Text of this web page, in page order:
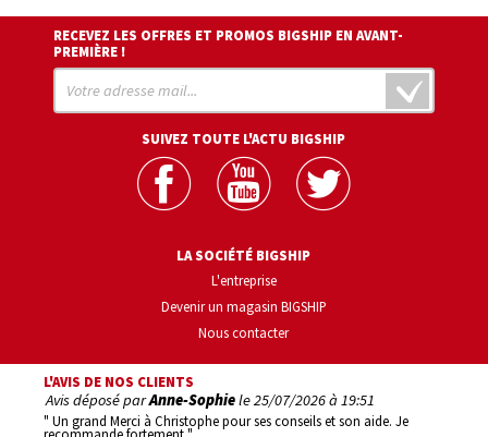
RECEVEZ LES OFFRES ET PROMOS BIGSHIP EN AVANT-
PREMIÈRE !
SUIVEZ TOUTE L'ACTU BIGSHIP
LA SOCIÉTÉ BIGSHIP
L'entreprise
Devenir un magasin BIGSHIP
Nous contacter
L'AVIS DE NOS CLIENTS
Avis déposé parAnne-Sophiele25/07/2026 à 19:51
" Un grand Merci à Christophe pour ses conseils et son aide. Je